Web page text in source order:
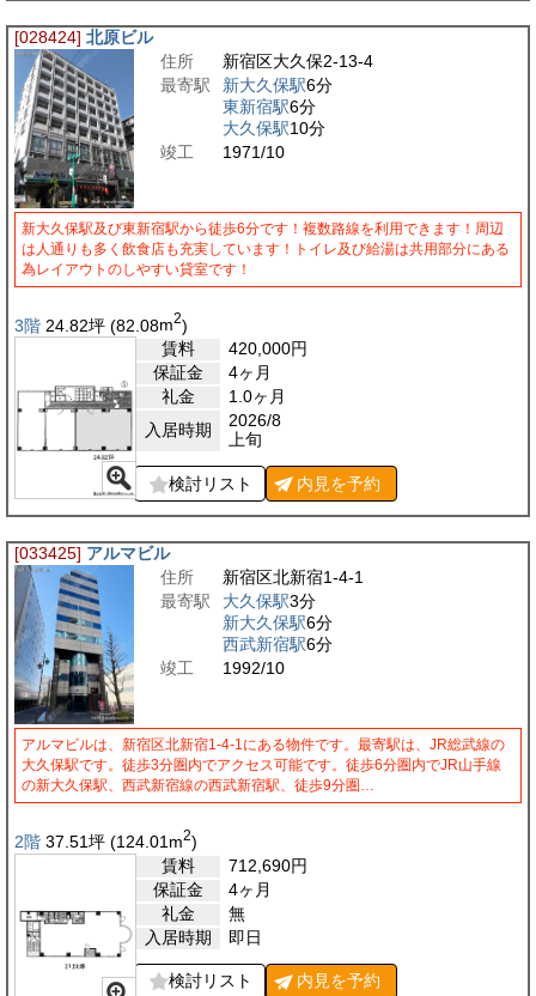
[028424] 北原ビル
住所
新宿区大久保2-13-4
最寄駅
新大久保駅6分
東新宿駅6分
大久保駅10分
竣工
1971/10
新大久保駅及び東新宿駅から徒歩6分です！複数路線を利用できます！周辺
は人通りも多く飲食店も充実しています！トイレ及び給湯は共用部分にある
為レイアウトのしやすい貸室です！
3階 24.82坪 (82.08m2)
賃料
420,000円
保証金
4ヶ月
礼金
1.0ヶ月
入居時期
2026/8
上旬
検討リスト 内見を予約
[033425] アルマビル
住所
新宿区北新宿1-4-1
最寄駅
大久保駅3分
新大久保駅6分
西武新宿駅6分
竣工
1992/10
アルマビルは、新宿区北新宿1-4-1にある物件です。最寄駅は、JR総武線の
大久保駅です。徒歩3分圏内でアクセス可能です。徒歩6分圏内でJR山手線
の新大久保駅、西武新宿線の西武新宿駅、徒歩9分圏…
2階 37.51坪 (124.01 m2)
賃料
712,690円
保証金
4ヶ月
礼金
無
入居時期
即日
検討リスト 内見を予約